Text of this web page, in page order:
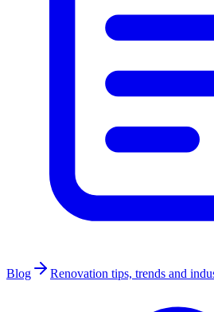
Blog Renovation tips, trends and